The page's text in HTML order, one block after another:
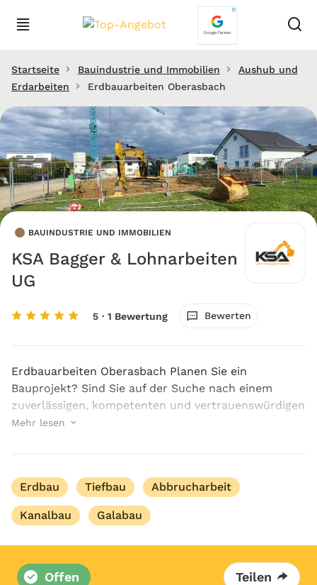
Startseite Bauindustrie und Immobilien
Aushub und
Erdarbeiten
Erdbauarbeiten Oberasbach
BAUINDUSTRIE UND IMMOBILIEN
KSA Bagger & Lohnarbeiten
UG
5 · 1 Bewertung Bewerten
Erdbauarbeiten Oberasbach Planen Sie ein
Bauprojekt? Sind Sie auf der Suche nach einem
zuverlässigen, kompetenten und vertrauenswürdigen
Experten, der für Sie Erdarbeiten in Oberasbach
Mehr lesen
Erdbau Tiefbau Abbrucharbeit
Kanalbau Galabau
Offen Teilen